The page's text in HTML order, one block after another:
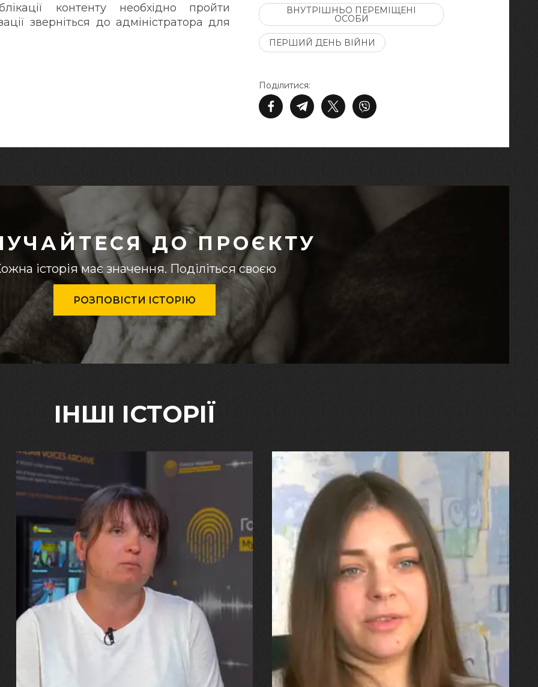
контенту необхідно пройти
зверніться до адміністратора для
Поділитися:
ВНУТРІШНЬО ПЕРЕМІЩЕНІ
ОСОБИ
ПЕРШИЙ ДЕНЬ ВІЙНИ
ДО ПРОЄКТУ
історія має значення. Поділіться своєю
РОЗПОВІСТИ ІСТОРІЮ
ІНШІ ІСТОРІЇ
29.07.2026
Марина, Ваїд та Аміна Харченко
"Попри всі втрати, ми не
зламалися: тепер я бачу
свого вбитого чоловіка у
наших дітях"
27.07.2026
"Я перенесла 11 операцій, та
плакала від фантомного
болю. Але маленька донька
бере за руку і змушує йти